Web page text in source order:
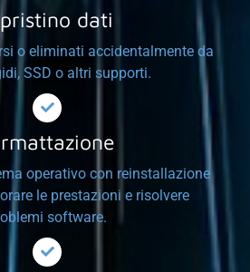
dati
o eliminati accidentalmente da
SSD o altri supporti.
operativo con reinstallazione
le prestazioni e risolvere
software.